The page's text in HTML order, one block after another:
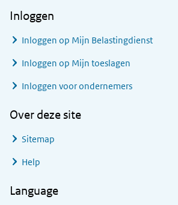
Inloggen
Inloggen op Mijn Belastingdienst
Inloggen op Mijn toeslagen
Inloggen voor ondernemers
Over deze site
Sitemap
Help
Language